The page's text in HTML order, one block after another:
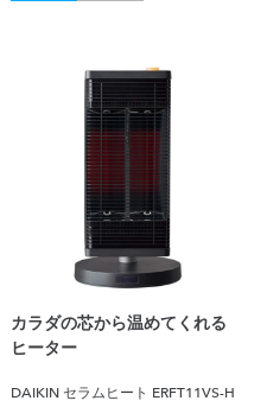
カラダの芯から温めてくれる
ヒーター
DAIKIN セラムヒート ERFT11VS-H